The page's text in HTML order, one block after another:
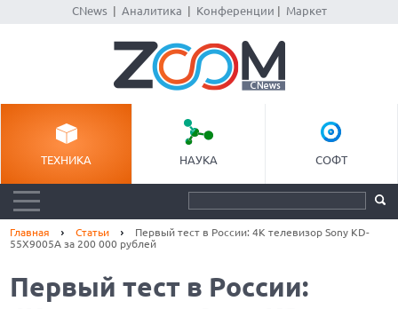
CNews| Аналитика Конференции Маркет
ТЕХНИКА НАУКА СОФТ
Главная Статьи
Первый тест в России: 4K телевизор Sony KD-
55X9005A за 200 000 рублей
Первый тест в России: